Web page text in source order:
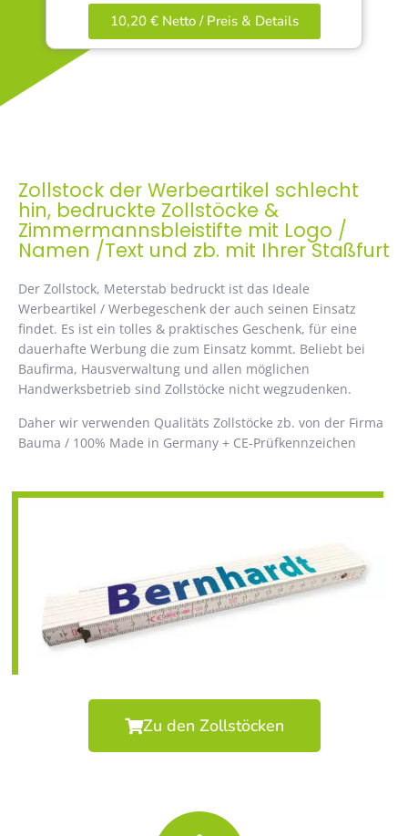
10,20 € Netto / Preis & Details
Zollstock der Werbeartikel schlecht
hin, bedruckte Zollstöcke &
Zimmermannsbleistifte mit Logo /
Namen /Text und zb. mit Ihrer Staßfurt
Der Zollstock, Meterstab bedruckt ist das Ideale
Werbeartikel / Werbegeschenk der auch seinen Einsatz
findet. Es ist ein tolles & praktisches Geschenk, für eine
dauerhafte Werbung die zum Einsatz kommt. Beliebt bei
Baufirma, Hausverwaltung und allen möglichen
Handwerksbetrieb sind Zollstöcke nicht wegzudenken.
Daher wir verwenden Qualitäts Zollstöcke zb. von der Firma
Bauma / 100% Made in Germany + CE-Prüfkennzeichen
Zu den Zollstöcken